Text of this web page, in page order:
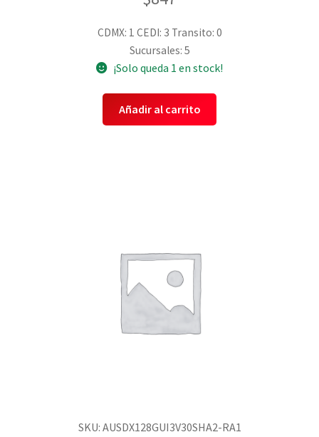
CDMX: 1 CEDI: 3 Transito: 0
Sucursales: 5
¡Solo queda 1 en stock!
Añadir al carrito
SKU: AUSDX128GUI3V30SHA2-RA1